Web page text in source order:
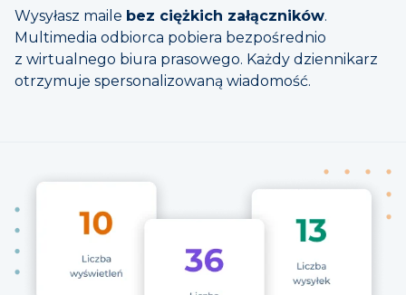
Wysyłasz maile bez ciężkich załączników.
Multimedia odbiorca pobiera bezpośrednio
z wirtualnego biura prasowego. Każdy dziennikarz
otrzymuje spersonalizowaną wiadomość.